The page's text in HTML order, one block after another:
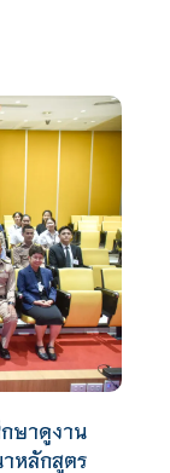
ษาดูงาน
หลักสูตร